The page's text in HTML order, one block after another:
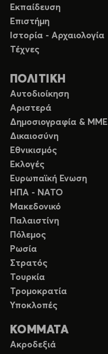
Εκπαίδευση
Επιστήμη
Ιστορία - Αρχαιολογία
Τέχνες
ΠΟΛΙΤΙΚΗ
Αυτοδιοίκηση
Αριστερά
Δημοσιογραφία & ΜΜΕ
Δικαιοσύνη
Εθνικισμός
Εκλογές
Ευρωπαϊκή Ενωση
ΗΠΑ - ΝΑΤΟ
Μακεδονικό
Παλαιστίνη
Πόλεμος
Ρωσία
Στρατός
Τουρκία
Τρομοκρατία
Υποκλοπές
ΚΟΜΜΑΤΑ
Ακροδεξιά